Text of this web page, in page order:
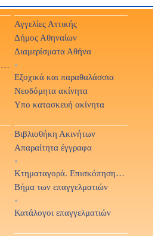
Μονοκατοικίες, Μεζονέτες, Βίλες
Αγγελίες Αττικής
Δήμος Αθηναίων
Διαμερίσματα Αθήνα
•
Εξοχικά και παραθαλάσσια
Νεοδόμητα ακίνητα
Υπο κατασκευή ακίνητα
Βιβλιοθήκη Ακινήτων
Απαραίτητα έγγραφα
•
Κτηματαγορά. Επισκόπηση Τύπου
Βήμα των επαγγελματιών
•
Κατάλογοι επαγγελματιών